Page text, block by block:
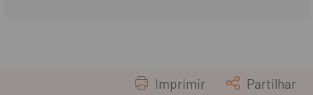
Imprimir Partilhar